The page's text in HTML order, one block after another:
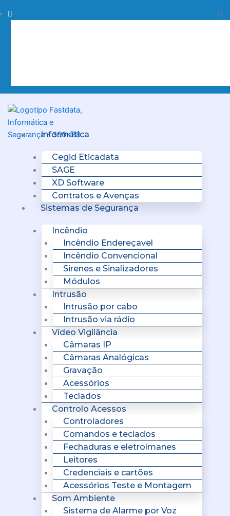
to
Procurar
Informática
Cegid Eticadata
SAGE
XD Software
Contratos e Avenças
Sistemas de Segurança
Incêndio
Incêndio Endereçavel
Incêndio Convencional
Sirenes e Sinalizadores
Módulos
Intrusão
Intrusão por cabo
Intrusão via rádio
Vídeo Vigilância
Câmaras IP
Câmaras Analógicas
Gravação
Acessórios
Teclados
Controlo Acessos
Controladores
Comandos e teclados
Fechaduras e eletroímanes
Leitores
Credenciais e cartões
Acessórios Teste e Montagem
Som Ambiente
Sistema de Alarme por Voz
Menu